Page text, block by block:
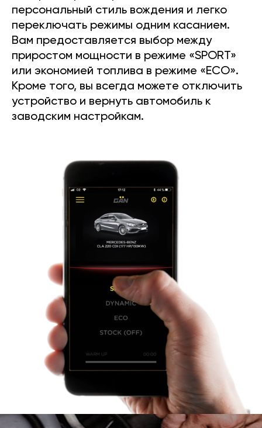
персональный стиль вождения и легко
переключать режимы одним касанием.
Вам предоставляется выбор между
приростом мощности в режиме «SPORT»
или экономией топлива в режиме «ECO».
Кроме того, вы всегда можете отключить
устройство и вернуть автомобиль к
заводским настройкам.